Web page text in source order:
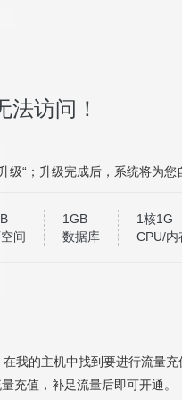
访问！
“；升级完成后，系统将为您
间
1GB
数据库
1核1G
CPU/内
在我的主机中找到要进行流量
充值，补足流量后即可开通。